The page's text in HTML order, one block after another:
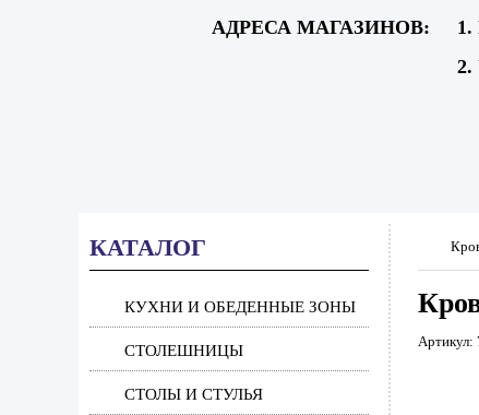
АДРЕСА МАГАЗИНОВ: 1.
2.
КАТАЛОГ
КУХНИ И ОБЕДЕННЫЕ ЗОНЫ
СТОЛЕШНИЦЫ
СТОЛЫ И СТУЛЬЯ
Артикул: